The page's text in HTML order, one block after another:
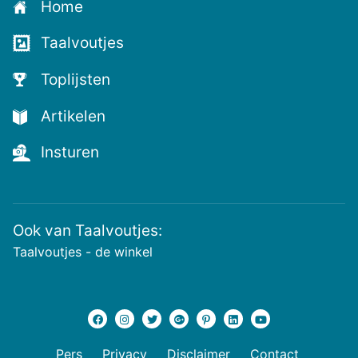
voor
de
nieuwste
voutjes
en
de
voutste
nieuwtjes!
Home
Taalvoutjes
Toplijsten
Artikelen
Insturen
Ook van Taalvoutjes:
Taalvoutjes - de winkel
Pers Privacy Disclaimer Contact